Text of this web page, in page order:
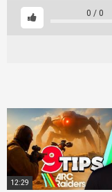
0 / 0
12:29